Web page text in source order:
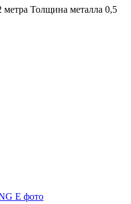
метра Толщина металла 0,5